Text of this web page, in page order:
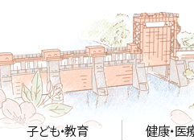
子ども・教育 健康・医